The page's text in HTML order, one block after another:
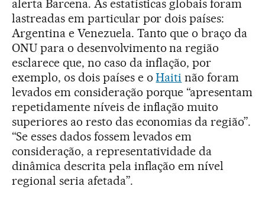
alerta Barcena. As estatísticas globais foram
lastreadas em particular por dois países:
Argentina e Venezuela. Tanto que o braço da
ONU para o desenvolvimento na região
esclarece que, no caso da inflação, por
exemplo, os dois países e oHaiti não foram
levados em consideração porque “apresentam
repetidamente níveis de inflação muito
superiores ao resto das economias da região”.
“Se esses dados fossem levados em
consideração, a representatividade da
dinâmica descrita pela inflação em nível
regional seria afetada”.